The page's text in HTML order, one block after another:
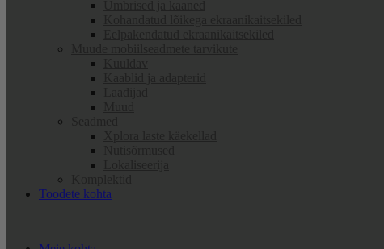
Toodete kohta